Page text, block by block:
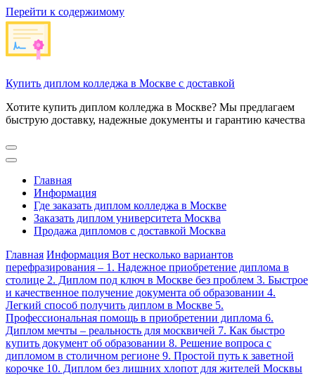
Перейти к содержимому
Купить диплом колледжа в Москве с доставкой
Хотите купить диплом колледжа в Москве? Мы предлагаем
быструю доставку, надежные документы и гарантию качества
Главная
Информация
Где заказать диплом колледжа в Москве
Заказать диплом университета Москва
Продажа дипломов с доставкой Москва
Главная Информация Вот несколько вариантов
перефразирования – 1. Надежное приобретение диплома в
столице 2. Диплом под ключ в Москве без проблем 3. Быстрое
и качественное получение документа об образовании 4.
Легкий способ получить диплом в Москве 5.
Профессиональная помощь в приобретении диплома 6.
Диплом мечты – реальность для москвичей 7. Как быстро
купить документ об образовании 8. Решение вопроса с
дипломом в столичном регионе 9. Простой путь к заветной
корочке 10. Диплом без лишних хлопот для жителей Москвы